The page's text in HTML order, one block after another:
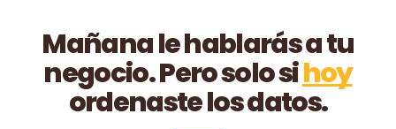
Mañana le hablarás a tu
negocio. Pero solo sihoy
ordenaste los datos.